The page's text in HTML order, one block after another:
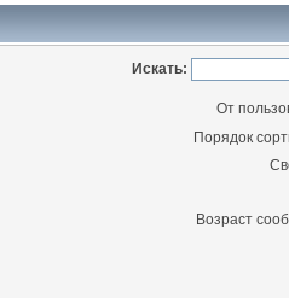
Искать:
От
Порядок
Возраст